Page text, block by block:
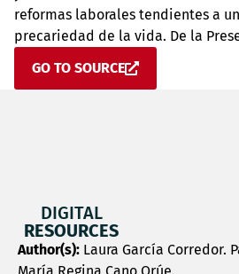
reformas laborales tendientes a
precariedad de la vida. De la
GO TO SOURCE
DIGITAL
RESOURCES
Author(s): Laura García Corredor.